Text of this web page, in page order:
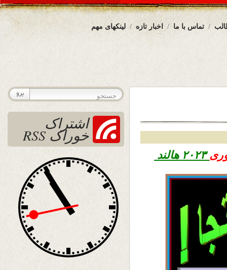
لینکهای مهم اخبار تازه تماس با ما
۲۰۲۳ هالند
اشتراک
خوراک RSS